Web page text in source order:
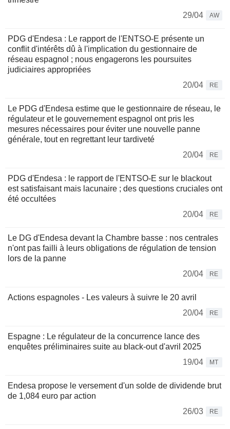
29/04
AW
PDG d'Endesa : Le rapport de l'ENTSO-E présente un
conflit d'intérêts dû à l'implication du gestionnaire de
réseau espagnol ; nous engagerons les poursuites
judiciaires appropriées
20/04
RE
Le PDG d'Endesa estime que le gestionnaire de réseau, le
régulateur et le gouvernement espagnol ont pris les
mesures nécessaires pour éviter une nouvelle panne
générale, tout en regrettant leur tardiveté
20/04
RE
PDG d'Endesa : le rapport de l'ENTSO-E sur le blackout
est satisfaisant mais lacunaire ; des questions cruciales ont
été occultées
20/04
RE
Le DG d'Endesa devant la Chambre basse : nos centrales
n'ont pas failli à leurs obligations de régulation de tension
lors de la panne
20/04
RE
Actions espagnoles - Les valeurs à suivre le 20 avril
20/04
RE
Espagne : Le régulateur de la concurrence lance des
enquêtes préliminaires suite au black-out d'avril 2025
19/04
MT
Endesa propose le versement d'un solde de dividende brut
de 1,084 euro par action
26/03
RE